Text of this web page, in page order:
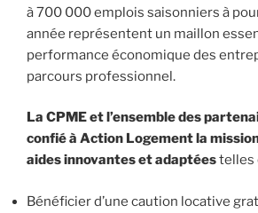
à 700 000 emplois saisonniers à
année représentent un maillon
performance économique des
parcours professionnel.
La CPME et l’ensemble des
confié à Action Logement la
aides innovantes et adaptéestelles
Bénéficier d’une caution locative